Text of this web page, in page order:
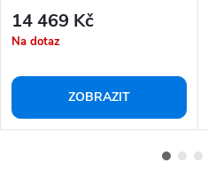
14 469 Kč
Na dotaz
ZOBRAZIT